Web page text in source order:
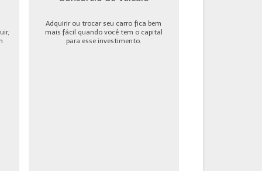
Adquirir ou trocar seu carro fica bem
mais fácil quando você tem o capital
para esse investimento.